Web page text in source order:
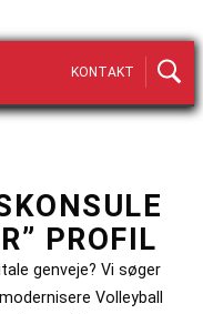
KONTAKT
PROFIL
genveje? Vi søger
Volleyball